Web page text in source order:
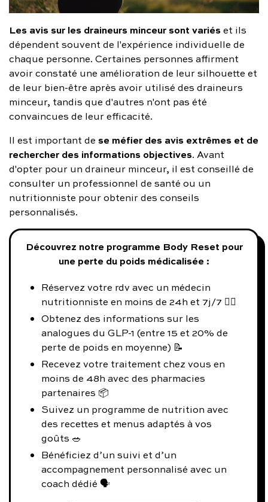
Les avis sur les draineurs minceur sont variéset ils
dépendent souvent de l'expérience individuelle de
chaque personne. Certaines personnes affirment
avoir constaté une amélioration de leur silhouette et
de leur bien-être après avoir utilisé des draineurs
minceur, tandis que d'autres n'ont pas été
convaincues de leur efficacité.
Il est important de se méfier des avis extrêmes et de
rechercher des informations objectives. Avant
d'opter pour un draineur minceur, il est conseillé de
consulter un professionnel de santé ou un
nutritionniste pour obtenir des conseils
personnalisés.
Découvrez notre programme Body Reset pour
une perte du poids médicalisée :
Réservez votre rdv avec un médecin
nutritionniste en moins de 24h et 7j/7 👨‍⚕️
Obtenez des informations sur les
analogues du GLP-1 (entre 15 et 20% de
perte de poids en moyenne) 📝
Recevez votre traitement chez vous en
moins de 48h avec des pharmacies
partenaires 📦
Suivez un programme de nutrition avec
des recettes et menus adaptés à vos
goûts 🥗
Bénéficiez d’un suivi et d’un
accompagnement personnalisé avec un
coach dédié 🗣️